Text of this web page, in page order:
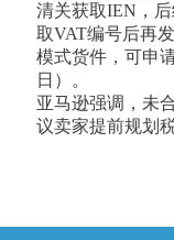
清关获取IEN，
取VAT编号后再
模式货件，可申
日）。
亚马逊强调，未
议卖家提前规划